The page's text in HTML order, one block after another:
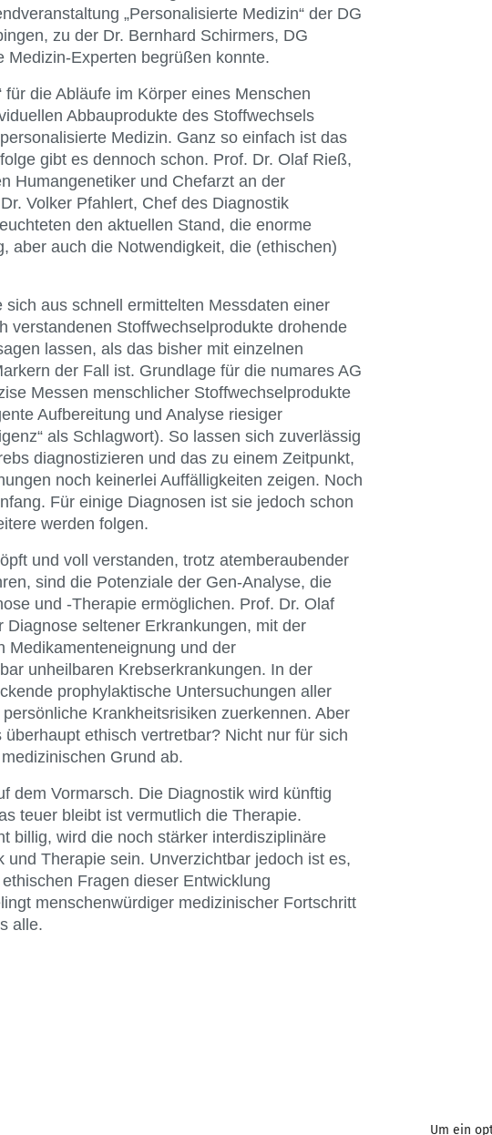
Um ein
„Personalisierte Medizin“ der DG
zu der Dr. Bernhard Schirmers, DG
Medizin-Experten begrüßen konnte.
für die Abläufe im Körper eines Menschen
Abbauprodukte des Stoffwechsels
Medizin. Ganz so einfach ist das
gibt es dennoch schon. Prof. Dr. Olaf Rieß,
Humangenetiker und Chefarzt an der
Volker Pfahlert, Chef des Diagnostik
den aktuellen Stand, die enorme
aber auch die Notwendigkeit, die (ethischen)
sich aus schnell ermittelten Messdaten einer
verstandenen Stoffwechselprodukte drohende
lassen, als das bisher mit einzelnen
der Fall ist. Grundlage für die numares AG
Messen menschlicher Stoffwechselprodukte
Aufbereitung und Analyse riesiger
als Schlagwort). So lassen sich zuverlässig
diagnostizieren und das zu einem Zeitpunkt,
noch keinerlei Auffälligkeiten zeigen. Noch
Für einige Diagnosen ist sie jedoch schon
werden folgen.
und voll verstanden, trotz atemberaubender
sind die Potenziale der Gen-Analyse, die
und -Therapie ermöglichen. Prof. Dr. Olaf
seltener Erkrankungen, mit der
Medikamenteneignung und der
unheilbaren Krebserkrankungen. In der
prophylaktische Untersuchungen aller
Krankheitsrisiken zuerkennen. Aber
ethisch vertretbar? Nicht nur für sich
Grund ab.
dem Vormarsch. Die Diagnostik wird künftig
teuer bleibt ist vermutlich die Therapie.
billig, wird die noch stärker interdisziplinäre
Therapie sein. Unverzichtbar jedoch ist es,
Fragen dieser Entwicklung
menschenwürdiger medizinischer Fortschritt
alle.